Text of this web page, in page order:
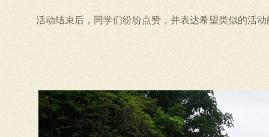
活动结束后，同学们纷纷点赞，并表达希望类似的活